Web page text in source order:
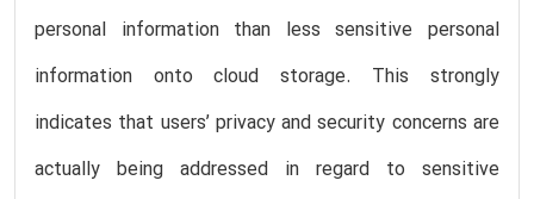
personal information than less sensitive personal
information onto cloud storage. This strongly
indicates that users’ privacy and security concerns are
actually being addressed in regard to sensitive